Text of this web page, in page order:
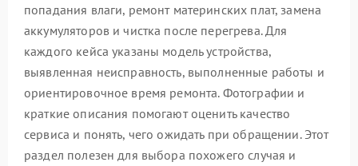
попадания влаги, ремонт материнских плат, замена
аккумуляторов и чистка после перегрева. Для
каждого кейса указаны модель устройства,
выявленная неисправность, выполненные работы и
ориентировочное время ремонта. Фотографии и
краткие описания помогают оценить качество
сервиса и понять, чего ожидать при обращении. Этот
раздел полезен для выбора похожего случая и